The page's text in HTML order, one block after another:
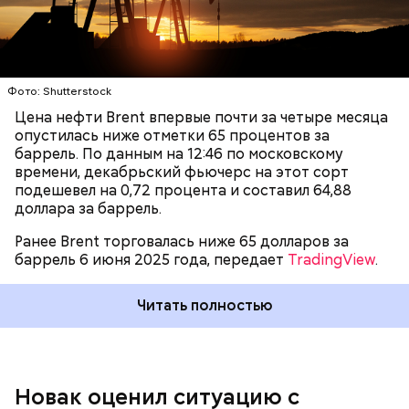
Фото: Shutterstock
Цена нефти Brent впервые почти за четыре месяца
опустилась ниже отметки 65 процентов за
баррель. По данным на 12:46 по московскому
времени, декабрьский фьючерс на этот сорт
подешевел на 0,72 процента и составил 64,88
доллара за баррель.
Ранее Brent торговалась ниже 65 долларов за
баррель 6 июня 2025 года, передает TradingView.
временно спровоцировать снижение спроса на
валюту.
Читать полностью
Новак оценил ситуацию с
союза Павел Баженов сказал, что сообщения о
нехватке бензина в некоторых регионах
Позже Министерство энергетики и Федеральная
антимонопольная служба направили владельцам
АЗС письма с требованиемобосновать рост цен